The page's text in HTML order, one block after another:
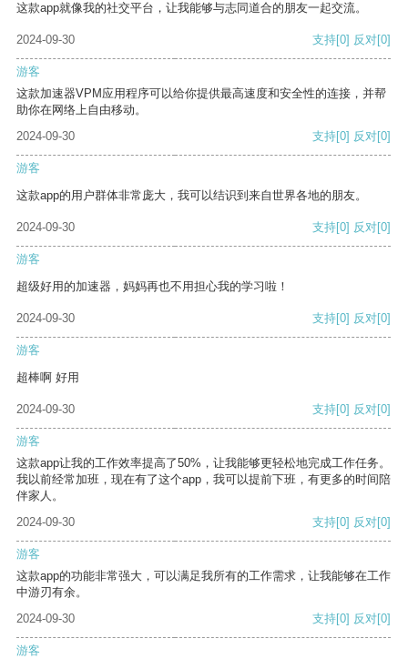
这款app就像我的社交平台，让我能够与志同道合的朋友一起交流。
2024-09-30 支持[0] 反对[0]
游客
这款加速器VPM应用程序可以给你提供最高速度和安全性的连接，并帮
助你在网络上自由移动。
2024-09-30
支持[0] 反对[0]
游客
这款app的用户群体非常庞大，我可以结识到来自世界各地的朋友。
2024-09-30 支持[0] 反对[0]
游客
超级好用的加速器，妈妈再也不用担心我的学习啦！
2024-09-30 支持[0] 反对[0]
游客
超棒啊 好用
2024-09-30 支持[0] 反对[0]
游客
这款app让我的工作效率提高了50%，让我能够更轻松地完成工作任务。
我以前经常加班，现在有了这个app，我可以提前下班，有更多的时间陪
伴家人。
2024-09-30
支持[0] 反对[0]
游客
这款app的功能非常强大，可以满足我所有的工作需求，让我能够在工作
中游刃有余。
2024-09-30
支持[0] 反对[0]
游客